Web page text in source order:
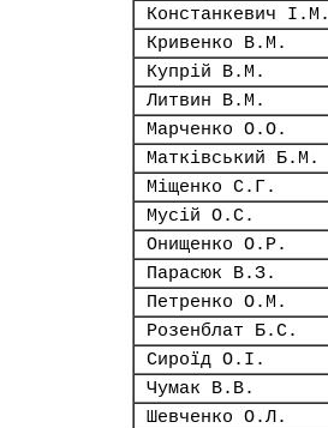
Констанкевич І.М.
Кривенко В.М.
Купрій В.М.
Литвин В.М.
Марченко О.О.
Матківський Б.М.
Міщенко С.Г.
Мусій О.С.
Онищенко О.Р.
Парасюк В.З.
Петренко О.М.
Розенблат Б.С.
Сироїд О.І.
Чумак В.В.
Шевченко О.Л.